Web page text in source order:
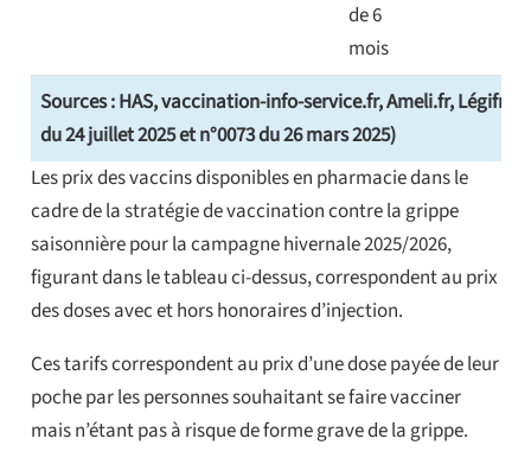
Sources : HAS, vaccination-info-service.fr, Ameli.fr,
du 24 juillet 2025 et n°0073 du 26 mars 2025)
de 6
mois
Les prix des vaccins disponibles en pharmacie dans le
cadre de la stratégie de vaccination contre la grippe
saisonnière pour la campagne hivernale 2025/2026,
figurant dans le tableau ci-dessus, correspondent au prix
des doses avec et hors honoraires d’injection.
Ces tarifs correspondent au prix d’une dose payée de leur
poche par les personnes souhaitant se faire vacciner
mais n’étant pas à risque de forme grave de la grippe.